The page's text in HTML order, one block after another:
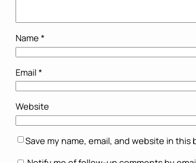
Name *
Email *
Website
Save my name, email, and website in